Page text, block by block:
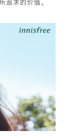
追求的价值。